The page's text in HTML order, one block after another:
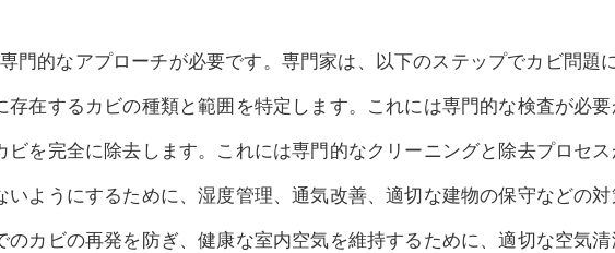
門的なアプローチが必要です。専門家は、以下のステップでカビ問題
存在するカビの種類と範囲を特定します。これには専門的な検査が必要
ビを完全に除去します。これには専門的なクリーニングと除去プロセス
いようにするために、湿度管理、通気改善、適切な建物の保守などの対
のカビの再発を防ぎ、健康な室内空気を維持するために、適切な空気清